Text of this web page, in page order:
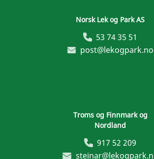
Norsk Lek og Park AS
53 74 35 51
post@lekogpark.no
Troms og Finnmark og
Nordland
917 52 209